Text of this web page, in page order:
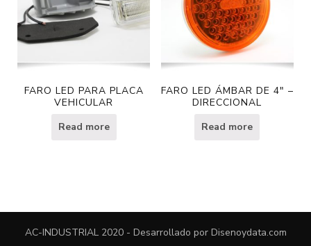
FARO LED PARA PLACA
VEHICULAR
Read more
FARO LED ÁMBAR DE 4″ –
DIRECCIONAL
Read more
AC-INDUSTRIAL 2020 - Desarrollado por Disenoydata.com